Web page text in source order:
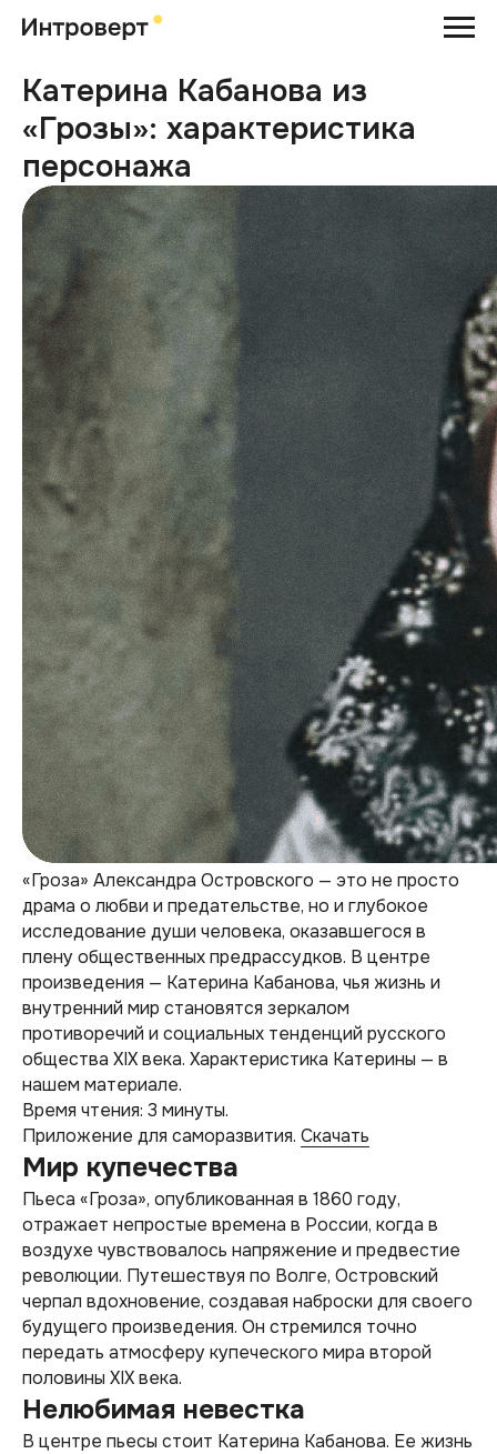
Катерина Кабанова из
«Грозы»: характеристика
персонажа
«Гроза» Александра Островского — это не просто
драма о любви и предательстве, но и глубокое
исследование души человека, оказавшегося в
плену общественных предрассудков. В центре
произведения — Катерина Кабанова, чья жизнь и
внутренний мир становятся зеркалом
противоречий и социальных тенденций русского
общества XIX века. Характеристика Катерины — в
нашем материале.
Время чтения: 3 минуты.
Приложение для саморазвития. Скачать
Мир купечества
Пьеса «Гроза», опубликованная в 1860 году,
отражает непростые времена в России, когда в
воздухе чувствовалось напряжение и предвестие
революции. Путешествуя по Волге, Островский
черпал вдохновение, создавая наброски для своего
будущего произведения. Он стремился точно
передать атмосферу купеческого мира второй
половины XIX века.
Нелюбимая невестка
В центре пьесы стоит Катерина Кабанова. Ее жизнь